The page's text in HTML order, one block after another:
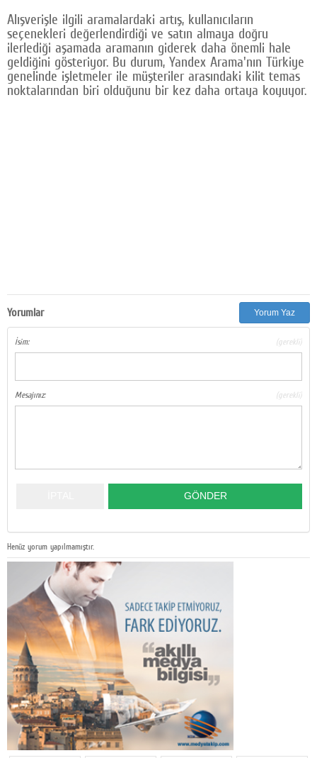
Alışverişle ilgili aramalardaki artış, kullanıcıların
seçenekleri değerlendirdiği ve satın almaya doğru
ilerlediği aşamada aramanın giderek daha önemli hale
geldiğini gösteriyor. Bu durum, Yandex Arama'nın Türkiye
genelinde işletmeler ile müşteriler arasındaki kilit temas
noktalarından biri olduğunu bir kez daha ortaya koyuyor.
Yorumlar Yorum Yaz
İsim: (gerekli)
Mesajınız: (gerekli)
Henüz yorum yapılmamıştır.